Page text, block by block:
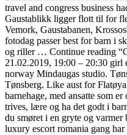
travel and congress business
Gaustablikk ligger flott til for
Vemork, Gaustabanen,
fotodag passer best for barn i
og riller … Continue reading
21.02.2019, 19:00 – 20:30 girl
norway Mindaugas studio.
Tønsberg. Like aust for
barnehage, med ansatte som
trives, lære og ha det godt i
du smøret i en gryte og
luxury escort romania gang